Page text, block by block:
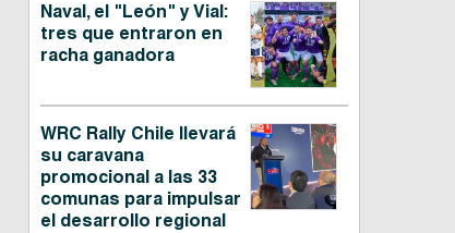
Naval, el "León" y Vial:
tres que entraron en
racha ganadora
WRC Rally Chile llevará
su caravana
promocional a las 33
comunas para impulsar
el desarrollo regional